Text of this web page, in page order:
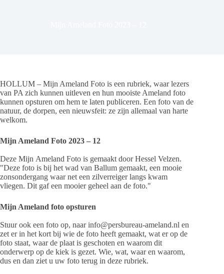
HOLLUM – Mijn Ameland Foto is een rubriek, waar lezers
van PA zich kunnen uitleven en hun mooiste Ameland foto
kunnen opsturen om hem te laten publiceren. Een foto van de
natuur, de dorpen, een nieuwsfeit: ze zijn allemaal van harte
welkom.
Mijn Ameland Foto 2023 – 12
Deze Mijn Ameland Foto is gemaakt door Hessel Velzen.
"Deze foto is bij het wad van Ballum gemaakt, een mooie
zonsondergang waar net een zilverreiger langs kwam
vliegen. Dit gaf een mooier geheel aan de foto."
Mijn Ameland foto opsturen
Stuur ook een foto op, naar info@persbureau-ameland.nl en
zet er in het kort bij wie de foto heeft gemaakt, wat er op de
foto staat, waar de plaat is geschoten en waarom dit
onderwerp op de kiek is gezet. Wie, wat, waar en waarom,
dus en dan ziet u uw foto terug in deze rubriek.